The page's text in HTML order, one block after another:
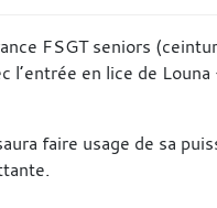
FSGT seniors
l’entrée en lice de
faire usage de sa